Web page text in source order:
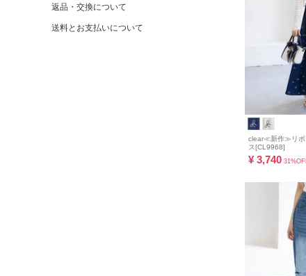
返品・交換について
送料とお支払いについて
clear≪新作≫リボ
ス[CL9968]
¥ 3,740